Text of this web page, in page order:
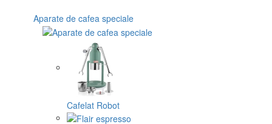
Aparate de cafea speciale
Cafelat Robot